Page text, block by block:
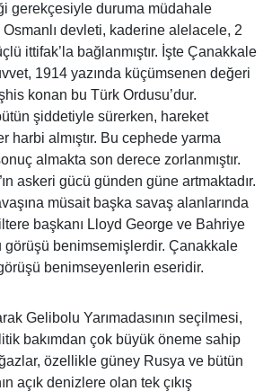
gerekçesiyle duruma müdahale
devleti, kaderine alelacele, 2
ittifak’la bağlanmıştır. İşte Çanakkale
1914 yazında küçümsenen değeri
konan bu Türk Ordusu’dur.
şiddetiyle sürerken, hareket
harbi almıştır. Bu cephede yarma
almakta son derece zorlanmıştır.
askeri gücü günden güne artmaktadır.
müsait başka savaş alanlarında
başkanı Lloyd George ve Bahriye
görüşü benimsemişlerdir. Çanakkale
benimseyenlerin eseridir.
Gelibolu Yarımadasının seçilmesi,
bakımdan çok büyük öneme sahip
özellikle güney Rusya ve bütün
açık denizlere olan tek çıkış